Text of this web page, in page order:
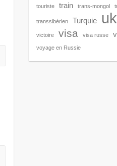
touriste train trans-mongol
transsibérien Turquie
victoire visa visa russe
voyage en Russie